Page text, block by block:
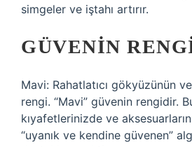
simgeler ve iştahı artırır.
GÜVENIN
Mavi: Rahatlatıcı gökyüzünün
rengi. “Mavi” güvenin rengidir.
kıyafetlerinizde ve
“uyanık ve kendine güvenen”